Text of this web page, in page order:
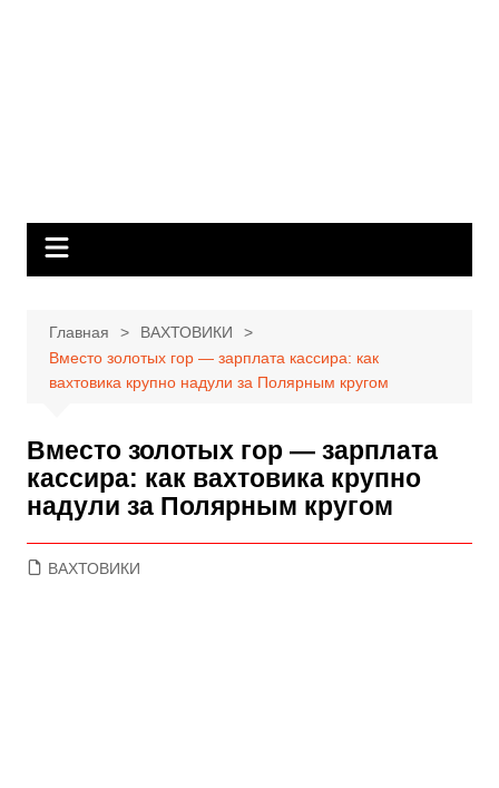
Главная
ВАХТОВИКИ
Вместо золотых гор — зарплата кассира: как
вахтовика крупно надули за Полярным кругом
Вместо золотых гор — зарплата
кассира: как вахтовика крупно
надули за Полярным кругом
ВАХТОВИКИ